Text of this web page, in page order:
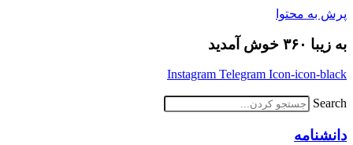
پرش به محتوا
به زیبا ۳۶۰ خوش آمدید
Instagram Telegram Icon-icon-black
Search
دانشنامه